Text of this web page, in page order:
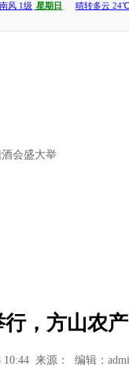
会盛大举
，方山农
10:44 来源： 编辑：